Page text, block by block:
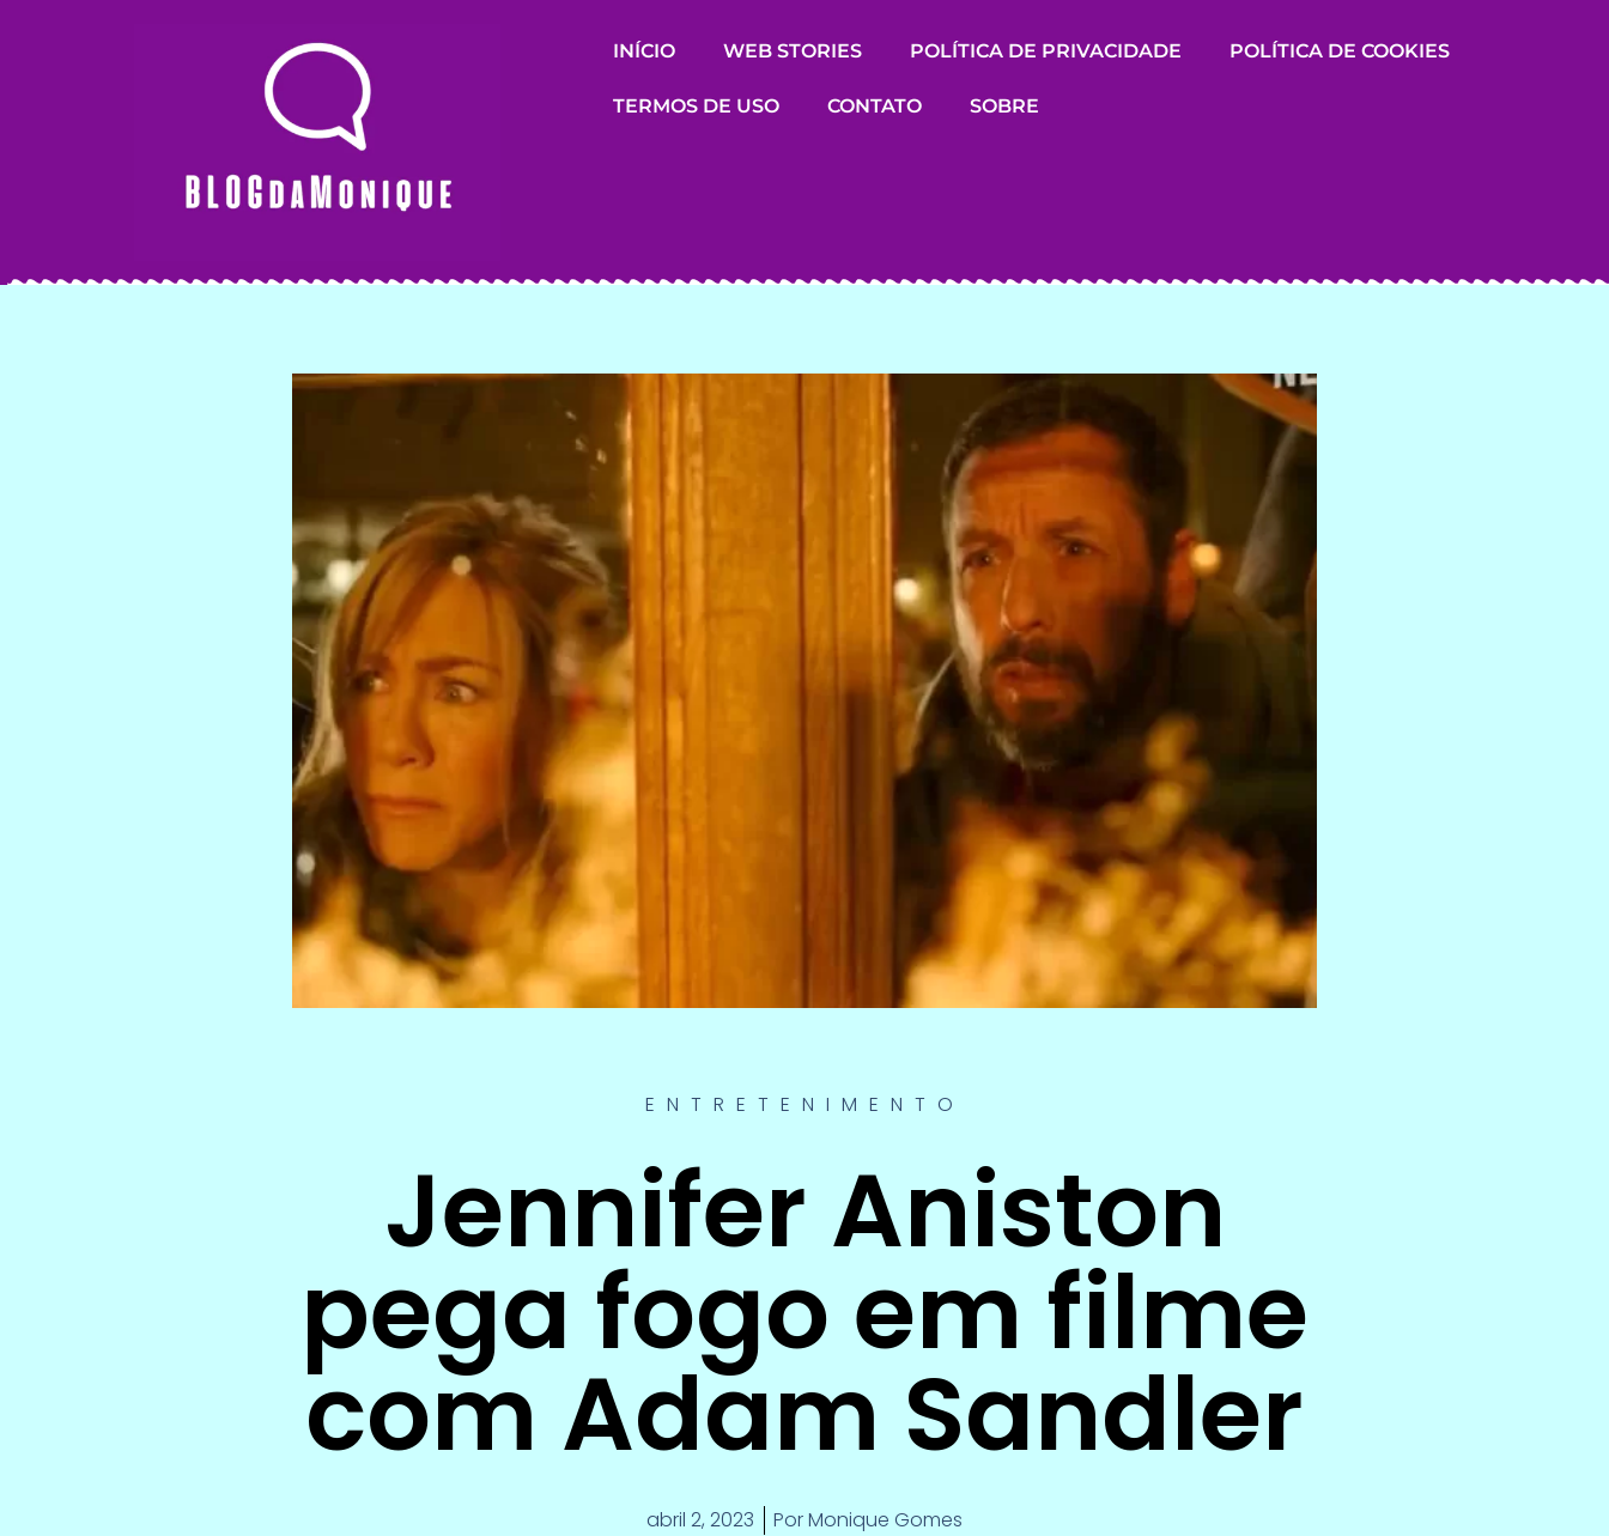
INÍCIO WEB STORIES POLÍTICA DE PRIVACIDADE POLÍTICA DE COOKIES
TERMOS DE USO CONTATO SOBRE
ENTRETENIMENTO
Jennifer Aniston
pega fogo em filme
com Adam Sandler
abril 2, 2023 PorMonique Gomes